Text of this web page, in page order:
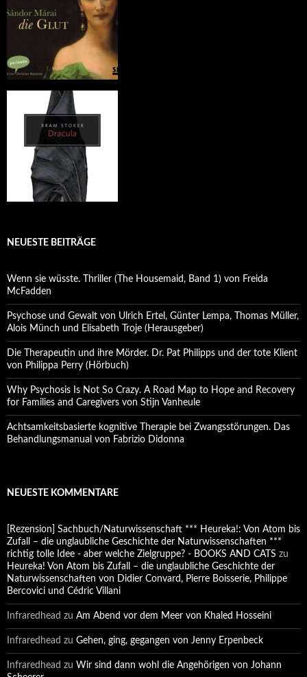
NEUESTE BEITRÄGE
Wenn sie wüsste. Thriller (The Housemaid, Band 1) von Freida
McFadden
Psychose und Gewalt von Ulrich Ertel, Günter Lempa, Thomas Müller,
Alois Münch und Elisabeth Troje (Herausgeber)
Die Therapeutin und ihre Mörder. Dr. Pat Philipps und der tote Klient
von Philippa Perry (Hörbuch)
Why Psychosis Is Not So Crazy. A Road Map to Hope and Recovery
for Families and Caregivers von Stijn Vanheule
Achtsamkeitsbasierte kognitive Therapie bei Zwangsstörungen. Das
Behandlungsmanual von Fabrizio Didonna
NEUESTE KOMMENTARE
[Rezension] Sachbuch/Naturwissenschaft *** Heureka!: Von Atom bis
Zufall – die unglaubliche Geschichte der Naturwissenschaften ***
richtig tolle Idee - aber welche Zielgruppe? - BOOKS AND CATS zu
Heureka! Von Atom bis Zufall – die unglaubliche Geschichte der
Naturwissenschaften von Didier Convard, Pierre Boisserie, Philippe
Bercovici und Cédric Villani
Infraredhead zu Am Abend vor dem Meer von Khaled Hosseini
Infraredhead zu Gehen, ging, gegangen von Jenny Erpenbeck
Infraredhead zu Wir sind dann wohl die Angehörigen von Johann